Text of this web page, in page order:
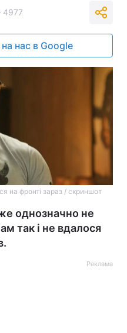
4977
нас в Google
на фронті зараз / скриншот
однозначно не
так і не вдалося
Реклама